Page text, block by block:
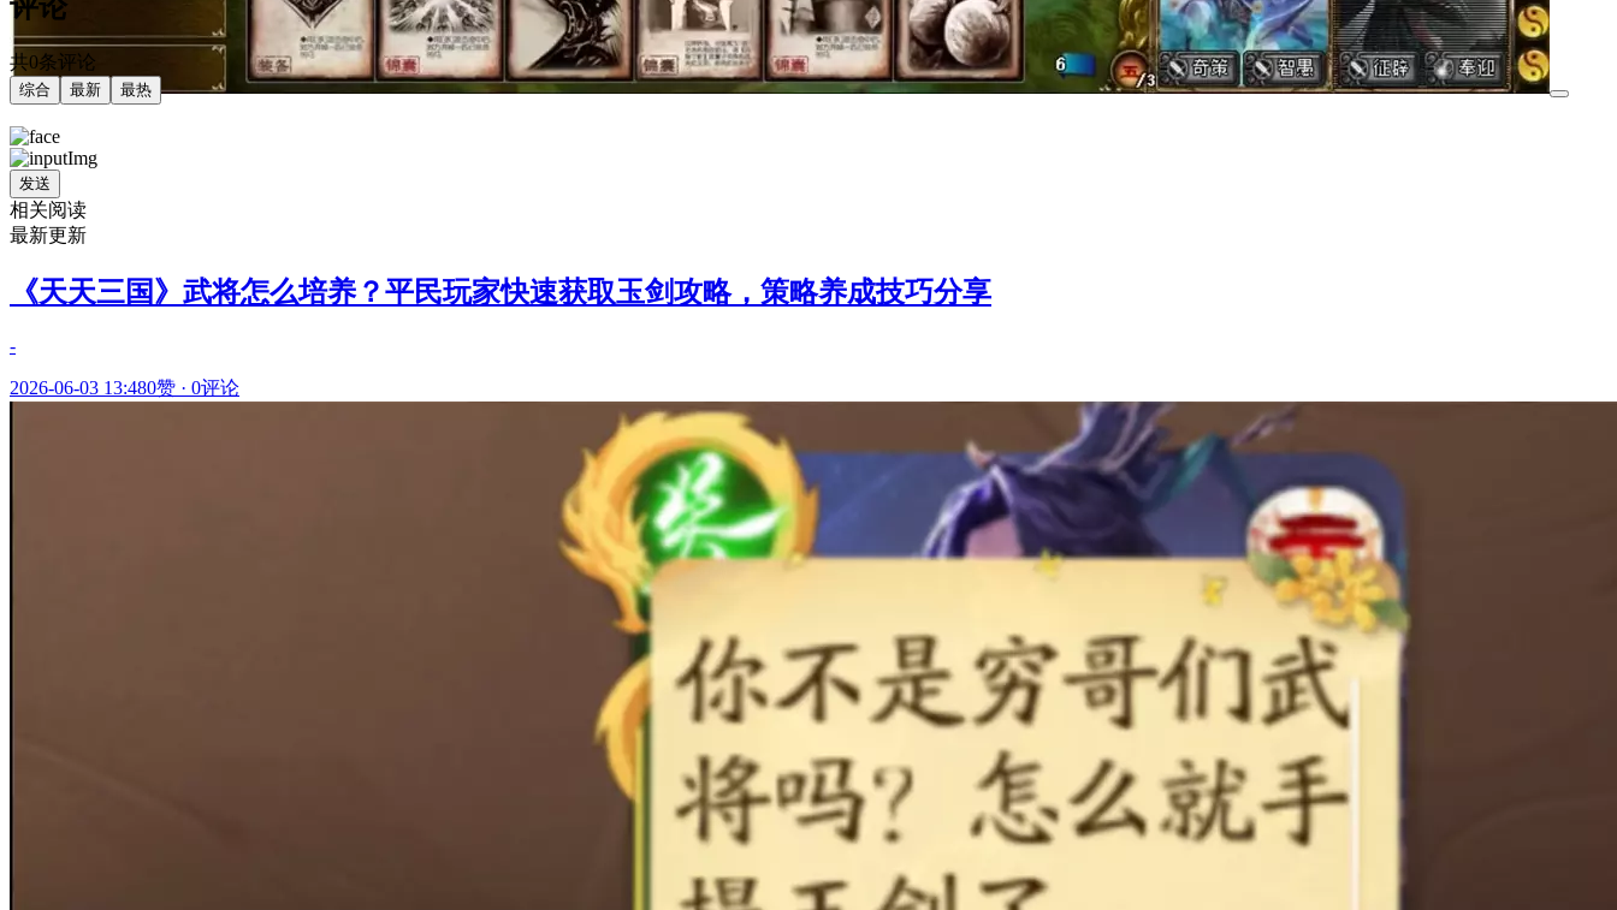
评论
共0条评论
综合 最新 最热
发送
相关阅读
最新更新
《天天三国》武将怎么培养？平民玩家快速获取玉剑攻略，策略养成技巧分享
-
2026-06-03 13:480赞 · 0评论